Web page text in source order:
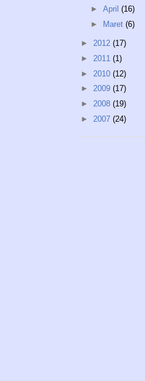
► April (16)
►
Maret (6)
► 2012 (17)
► 2011 (1)
► 2010 (12)
► 2009 (17)
► 2008 (19)
► 2007 (24)